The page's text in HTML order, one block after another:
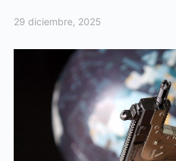
29 diciembre, 2025